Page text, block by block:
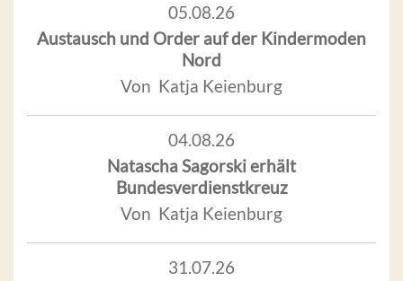
05.08.26
Austausch und Order auf der Kindermoden
Nord
Von Katja Keienburg
04.08.26
Natascha Sagorski erhält
Bundesverdienstkreuz
Von Katja Keienburg
31.07.26